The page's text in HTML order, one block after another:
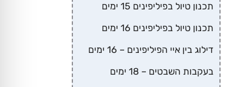
תכנון טיול בפיליפינים 15 ימים
תכנון טיול בפיליפינים 16 ימים
דילוג בין איי הפיליפינים – 16 ימים
בעקבות השבטים – 18 ימים